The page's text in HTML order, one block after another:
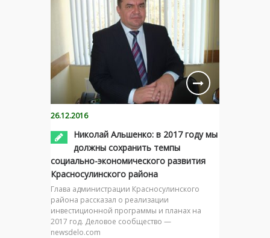
26.12.2016
Николай Альшенко: в 2017 году мы
должны сохранить темпы
социально-экономического развития
Красносулинского района
Глава администрации Красносулинского
района рассказал о реализации
инвестиционной программы и планах на
2017 год. Деловое сообщество —
newsdelo.com